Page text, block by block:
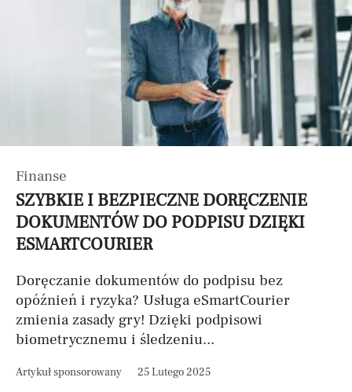
Finanse
SZYBKIE I BEZPIECZNE DORĘCZENIE
DOKUMENTÓW DO PODPISU DZIĘKI
ESMARTCOURIER
Doręczanie dokumentów do podpisu bez
opóźnień i ryzyka? Usługa eSmartCourier
zmienia zasady gry! Dzięki podpisowi
biometrycznemu i śledzeniu...
Artykuł sponsorowany 25 Lutego 2025